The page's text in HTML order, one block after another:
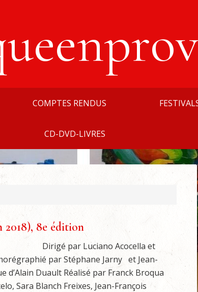
COMPTES RENDUS
CD-DVD-LIVRES
2018), 8e édition
Dirigé par Luciano Acocella et
par Stéphane Jarny et Jean-
Duault Réalisé par Franck Broqua
Sara Blanch Freixes, Jean-François